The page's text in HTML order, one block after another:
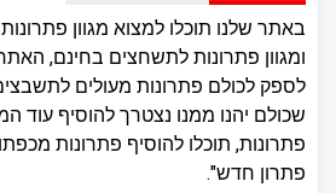
באתר שלנו תוכלו למצוא מגוון
ומגוון פתרונות לתשחצים בחינם,
לספק לכולם פתרונות מעולים
שכולם יהנו ממנו נצטרך להוסיף עוד
פתרונות, תוכלו להוסיף פתרונות
פתרון חדש".